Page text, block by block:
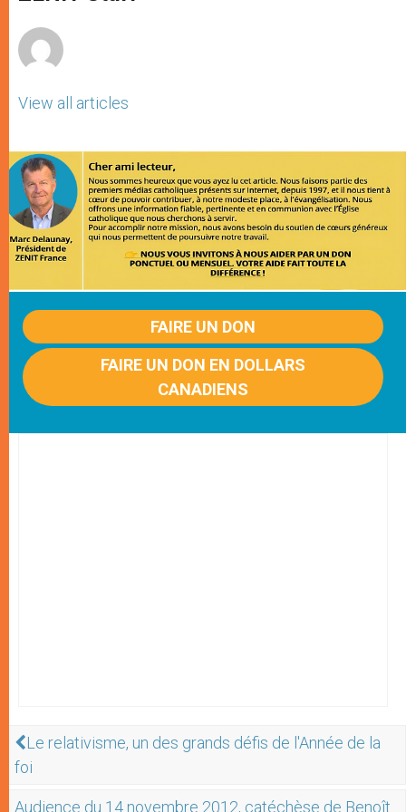
View all articles
FAIRE UN DON
FAIRE UN DON EN DOLLARS
CANADIENS
Le relativisme, un des grands défis de l'Année de la
foi
Audience du 14 novembre 2012, catéchèse de Benoît